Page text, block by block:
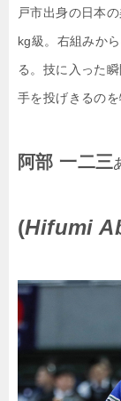
戸市出身の日本
kg級。右組みか
る。技に入った
手を投げきるのを
阿部 一二三
(Hifumi